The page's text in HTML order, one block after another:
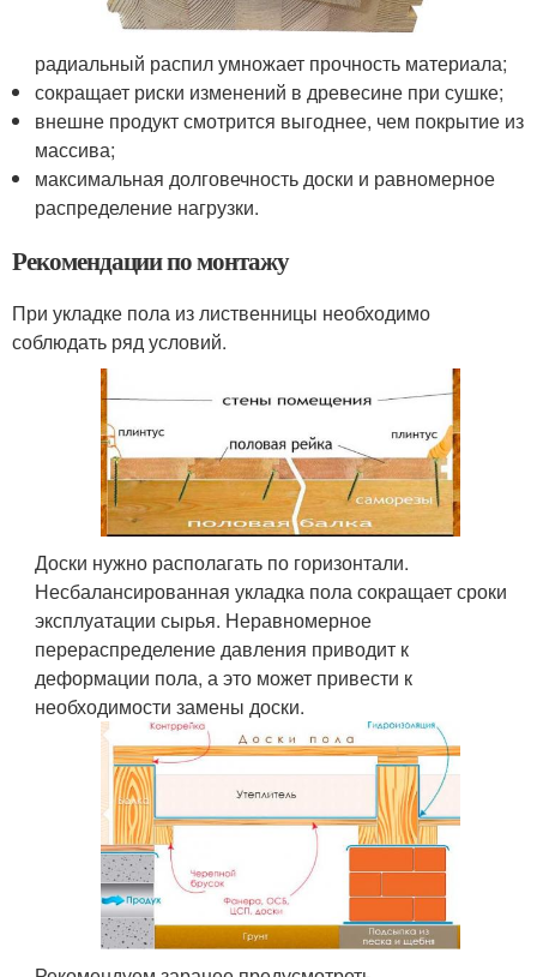
радиальный распил умножает прочность материала;
сокращает риски изменений в древесине при сушке;
внешне продукт смотрится выгоднее, чем покрытие из
массива;
максимальная долговечность доски и равномерное
распределение нагрузки.
Рекомендации по монтажу
При укладке пола из лиственницы необходимо
соблюдать ряд условий.
Доски нужно располагать по горизонтали.
Несбалансированная укладка пола сокращает сроки
эксплуатации сырья. Неравномерное
перераспределение давления приводит к
деформации пола, а это может привести к
необходимости замены доски.